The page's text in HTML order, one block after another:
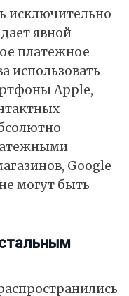
исключительно
явной
платежное
использовать
Apple,
Google
могут быть